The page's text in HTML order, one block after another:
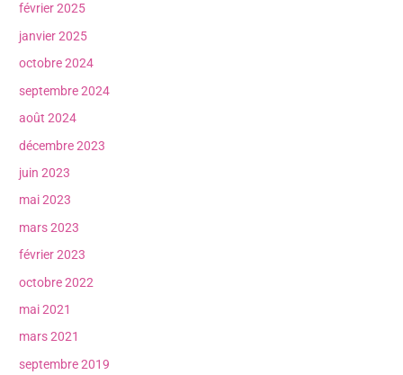
février 2025
janvier 2025
octobre 2024
septembre 2024
août 2024
décembre 2023
juin 2023
mai 2023
mars 2023
février 2023
octobre 2022
mai 2021
mars 2021
septembre 2019